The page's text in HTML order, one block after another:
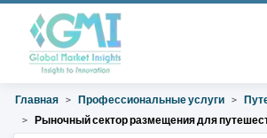
Главная Профессиональные услуги
Рыночный сектор размещения для